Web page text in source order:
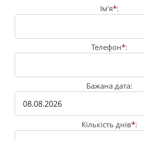
Ім'я*:
Телефон*:
Бажана дата:
Кількість днів*: